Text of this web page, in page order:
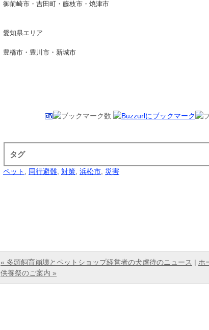
御前崎市・吉田町・藤枝市・焼津市
愛知県エリア
豊橋市・豊川市・新城市
タグ
ペット 同行避難 対策 浜松市 災害
« 多頭飼育崩壊とペットショップ経営者の犬虐待のニュース | ホ
供養祭のご案内 »